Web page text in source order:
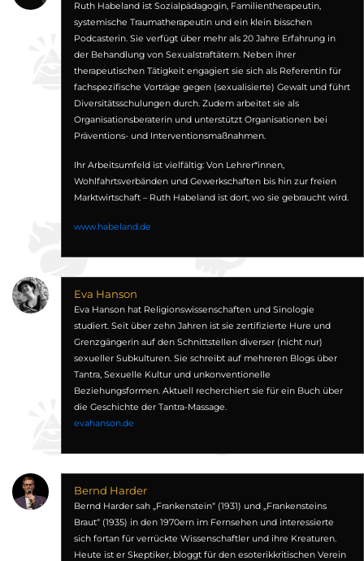
Ruth Habeland ist Sozialpädagogin, Familientherapeutin,
systemische Traumatherapeutin und ein klein bisschen
Podcasterin. Sie verfügt über mehr als 20 Jahre Erfahrung in
der Behandlung von Sexualstraftätern. Neben ihrer
therapeutischen Tätigkeit engagiert sie sich als Referentin für
fachspezifische Vorträge gegen (sexualisierte) Gewalt und führt
Diversitätsschulungen durch. Zudem arbeitet sie als
Organisationsberaterin und unterstützt Organisationen bei
Präventions- und Interventionsmaßnahmen.
Ihr Arbeitsumfeld ist vielfältig: Von Lehrer*innen,
Wohlfahrtsverbänden und Gewerkschaften bis hin zur freien
Marktwirtschaft – Ruth Habeland ist dort, wo sie gebraucht wird.
www.habeland.de
Eva Hanson
Eva Hanson hat Religionswissenschaften und Sinologie
studiert. Seit über zehn Jahren ist sie zertifizierte Hure und
Grenzgängerin auf den Schnittstellen diverser (nicht nur)
sexueller Subkulturen. Sie schreibt auf mehreren Blogs über
Tantra, Sexuelle Kultur und unkonventionelle
Beziehungsformen. Aktuell recherchiert sie für ein Buch über
die Geschichte der Tantra-Massage.
evahanson.de
Bernd Harder
Bernd Harder sah „Frankenstein“ (1931) und „Frankensteins
Braut“ (1935) in den 1970ern im Fernsehen und interessierte
sich fortan für verrückte Wissenschaftler und ihre Kreaturen.
Heute ist er Skeptiker, bloggt für den esoterikkritischen Verein